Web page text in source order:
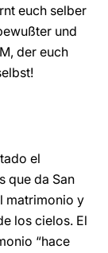
euch selber
und
der euch
el
que da San
matrimonio y
los cielos. El
“hace